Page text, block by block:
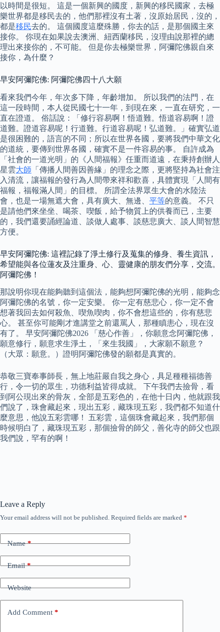
以時間是很短。 這是一個新興的國度，新興的移民國家，去極
樂世界都是移民去的，他們那裡沒有土著，沒原始居民，沒的，
都是移民去的。 這個國度這麼殊勝，你去的話，是那個國主來
接你。 你現在如果說去澳洲、紐西蘭移民，沒理由說那裡的總
理出來接你的，不可能。 但是你去極樂世界，阿彌陀佛親自來
接你，為什麼？
早安阿彌陀佛: 阿彌陀佛四十八大願
看來我們今年，年次多下降，年齡增加。 所以我們的法門，在
這一段時間，本人從民國七十一年，到現在來，一直在研究，一
直在證道。 俗話說：「修行容易啊！悟道難。悟道容易啊！證
道難。證道容易呢！行道難。行道容易呢！弘道難。」確實弘道
是很困難的，語言的不同；所以在世界各國，要將我們中華文化
的道統，要傳到世界各國，確實不是一件容易的事。 自許成為
「社會的一道光明」的《人間福報》任重而道遠，在秉持創辦人
星雲大師 「傳播人間善因善緣」的理念之際，更將堅持為社會注
入清流，讓福報的發行為人間帶來祥和歡喜，具體實現「人間有
福報，福報滿人間」的目標。 所謂全法界眾生大會的水陸法
會，也是一場無遮大會，具有廣大、無邊、 平等的意義。 不只
是請他們來坐坐、喝茶、喫飯，給予物質上的供養而已，主要
的，我們還要誦經論道、談做人處事、談慈悲廣大、談人間智慧
方便。
早安阿彌陀佛: 這裡記錄了淨土修行及蒐集的修身、養生資訊，
希望能與各位蓮友及注重身、心、靈健康的朋友們分享，交流。
阿彌陀佛！
那說明你現在能夠聽到這個法，能夠想阿彌陀佛的光明，能夠念
阿彌陀佛的名號，你一定安樂。 你一定有慈悲心，你一定不會
想著我回去如何殺魚、喫魚喫肉，你不會想這些的，你有慈悲
心。 甚至你可能剛才進講堂之前還罵人，那種瞋恚心，現在沒
有了。 早安阿彌陀佛2026 「慈心作善」，你願意念阿彌陀佛，
願意修行，願意求生淨土，「來生我國」，大家願不願意？
（大眾：願意。）證明阿彌陀佛發的願都是真實的。
恭敬三寶奉事師長，無上地莊嚴自我之身心，具足種種福德善
行，令一切的眾生，功德利益皆得成就。 下午我們去撿骨，看
到阿公現出來的骨灰，全部是五彩色的，在他十日內，他就跟我
們說了，珠會藏起來，現出五彩，藏珠現五彩，我們都不知道什
麼意思，他說五彩雲哪！ 五彩雲，這個珠會藏起來，我們那個
時候明白了，藏珠現五彩，那個撿骨的師父，善化寺的師父也跟
我們說，罕有的啊！
Leave a Reply
Your email address will not be published. Required fields are marked *
Name*
Email*
Website
Add Comment *